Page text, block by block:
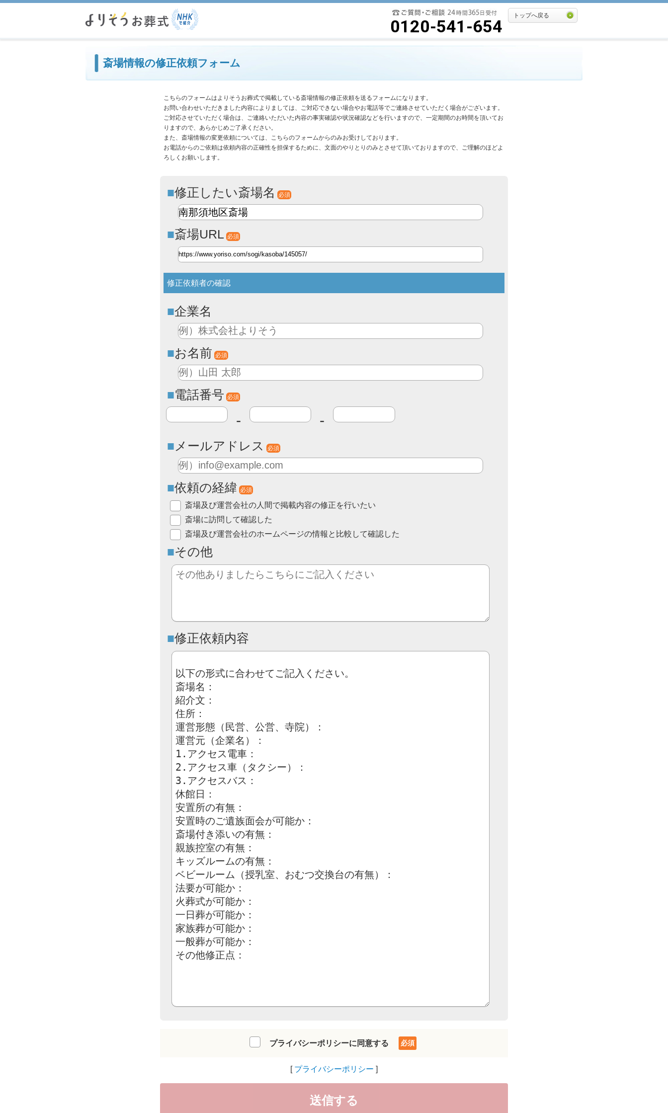
必要最低限に絞ったよりそうお葬式0120-541-654
トップへ戻る
斎場情報の修正依頼フォーム
こちらのフォームはよりそうお葬式で掲載している斎場情報の修正依頼を送るフォームになります。
お問い合わせいただきました内容によりましては、ご対応できない場合やお電話等でご連絡させていただく場合がございます。
ご対応させていただく場合は、ご連絡いただいた内容の事実確認や状況確認などを行いますので、一定期間のお時間を頂いてお
りますので、あらかじめご了承ください。
また、斎場情報の変更依頼については、こちらのフォームからのみお受けしております。
お電話からのご依頼は依頼内容の正確性を担保するために、文面のやりとりのみとさせて頂いておりますので、ご理解のほどよ
ろしくお願いします。
修正したい斎場名 必須
斎場URL 必須
修正依頼者の確認
企業名
お名前 必須
電話番号 必須
- -
メールアドレス 必須
依頼の経緯 必須
斎場及び運営会社の人間で掲載内容の修正を行いたい
斎場に訪問して確認した
斎場及び運営会社のホームページの情報と比較して確認した
その他
修正依頼内容
プライバシーポリシーに同意する
プライバシーポリシー
送信する